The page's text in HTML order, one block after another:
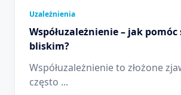
Uzależnienia
Współuzależnienie – jak pomóc
bliskim?
Współuzależnienie to złożone
często ...